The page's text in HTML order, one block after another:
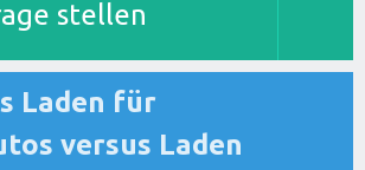
stellen
Laden für
versus Laden